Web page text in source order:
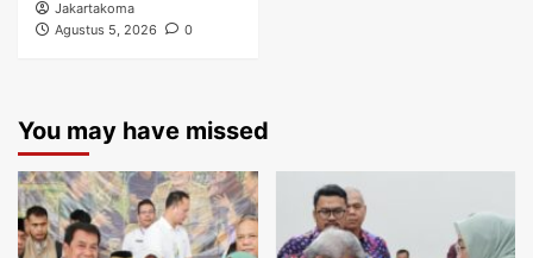
Jakartakoma
Agustus 5, 2026
0
You may have missed